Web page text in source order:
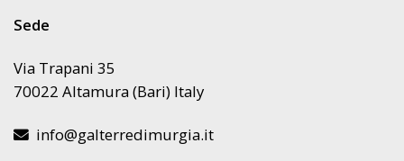
Sede
Via Trapani 35
70022 Altamura (Bari) Italy
info@galterredimurgia.it